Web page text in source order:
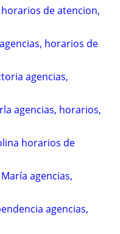
de atencion,
horarios de
agencias,
agencias, horarios,
horarios de
agencias,
agencias,